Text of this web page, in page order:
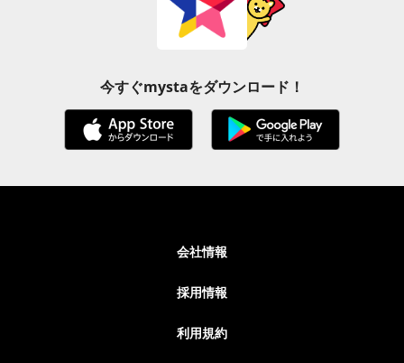
今すぐmystaをダウンロード！
会社情報
採用情報
利用規約